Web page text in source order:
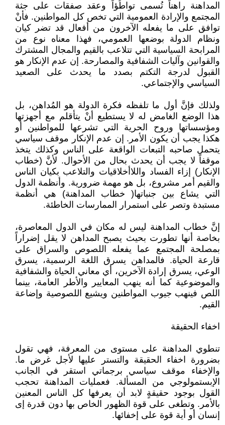
المداهنة راهناً تُسمى تواطُؤاً وعقد صفقات على جثة
المجتمع والإرادة العمومية التي تخص كل المواطنين. فأنْ
توافق على ما يفعله الآخرون من أفعال قد تضر كيان
ونظام الدولة بوضعها العمومي، فهذا معناه نوع من
المرابحة السياسية التي تتلاعب بالقيم والمجال المشترك
والقوانين وآليات الشفافية والمصارحة. إن عدم الإنكار هو
القبول لدرجة التكتم بصدد ما يحدث على الصعيد
السياسي والإجتماعي.
ولذلك فإنَّ أول ما تلفظه فكرة الدولة هو المُداهن، بل
هذا الوضع الغامض له لا يستطيع أنْ يتأقلم مع أجهزتها
ومؤسساتها وروح الحرية التي تشرعها للمواطنين أو
هكذا يجب أن يكون الأمر. إن عدم الإنكار موقف سياسي
يتحمل صاحبه التبعات الواقعة على الناس وكذلك يتخذ
موقفاً لا يجب أن يحدث بحال من الأحوال. لأنَّ (خطاب
الإنكار) إزاء الفساد واللاأخلاقيات والتلاعب بكيان الناس
والقيم أمر مشروع، بل هو مهمة ضرورية. وأنظمة الدول
التي يشاع بين جنباتها( خطاب المداهنة) هي أنظمة
مستبدة وتصر على استمرار الممارسات الخاطئة.
إنَّ خطاب المداهنة ليس له مكان في الدول المعاصرة،
بخاصة أنها تطورت بحيث يصبح المداهن لا يقل إضراراً
بمصلحة المجتمع عما يفعله اللصوص والسراق على
قارعة الحياة. فالمداهن يسرق اللغة الرسمية، يسرق
الوعي، يسرق إرادة الآخرين، أي معاني الحياة والشفافية
والموضوعية كما أنه ينهب المعايير والأطر العامة، بينما
اللص فينهب جيوب المواطنين ويشيع اللصوصية وإضاعة
القيم.
اخفاء الحقيقة
تنطوي المداهنة على مستوى من المعرفة، فهي تقول
بضرورة اخفاء الحقيقة والتستر عليها لأجل غرض ما.
والإخفاء موقف سياسي برجماتي استقر في الجانب
الإبستمولوجي من المسألة. فعمليات المداهنة تحجب
القول بوجود حقيقةٍ لابد أن يعرفها كل الناس المعنين
بالأمر. وتطغى على قوة الظهور الخاص بها دون قدرة إى
إنسان أو أية قوة على إخفائها.